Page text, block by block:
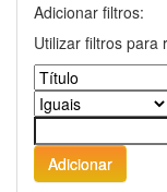
Adicionar filtros:
Utilizar filtros para